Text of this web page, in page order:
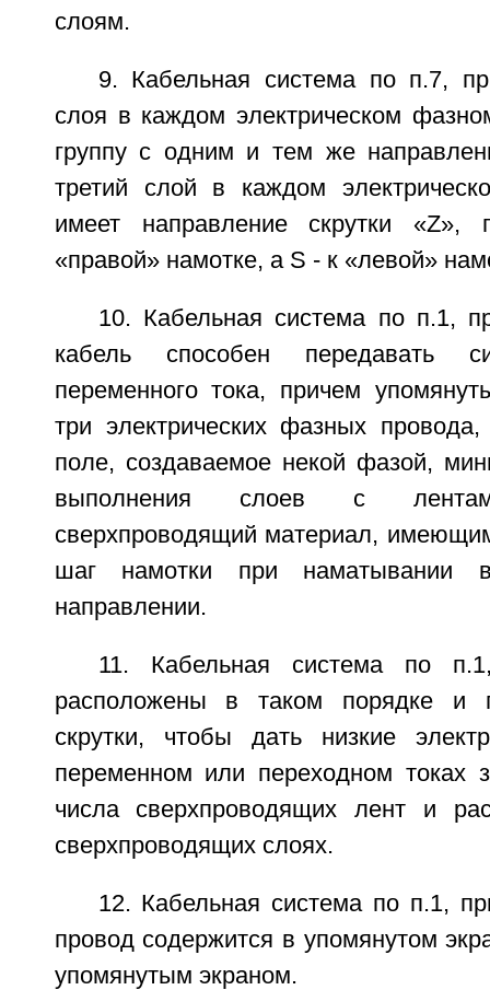
слоям.
9. Кабельная система по п.7,
слоя в каждом электрическом
группу с одним и тем же
третий слой в каждом
имеет направление скрутки «Z»,
«правой» намотке, а S - к «левой»
10. Кабельная система по п.1,
кабель способен передавать
переменного тока, причем
три электрических фазных
поле, создаваемое некой фазой,
выполнения слоев с
сверхпроводящий материал,
шаг намотки при наматывании в
направлении.
11. Кабельная система по
расположены в таком порядке и
скрутки, чтобы дать низкие
переменном или переходном токах
числа сверхпроводящих лент и
сверхпроводящих слоях.
12. Кабельная система по п.1,
провод содержится в упомянутом
упомянутым экраном.